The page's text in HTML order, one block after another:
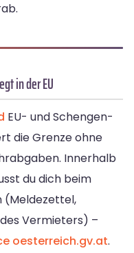
in der EU
EU- und Schengen-
die Grenze ohne
Innerhalb
du dich beim
(Meldezettel,
Vermieters) –
oesterreich.gv.at.